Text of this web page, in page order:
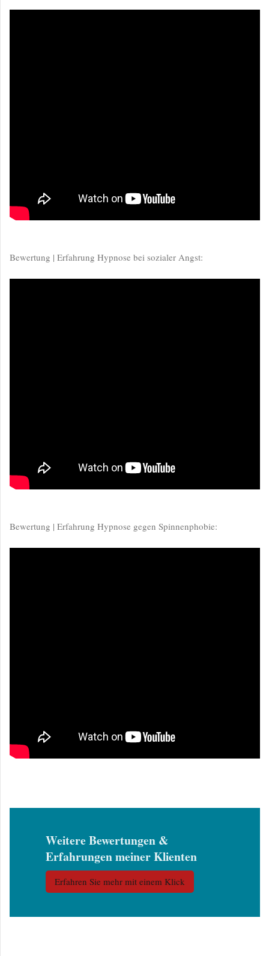
Bewertung | Erfahrung Hypnose bei sozialer Angst:
Bewertung | Erfahrung Hypnose gegen Spinnenphobie:
Weitere Bewertungen &
Erfahrungen meiner Klienten
Erfahren Sie mehr mit einem Klick